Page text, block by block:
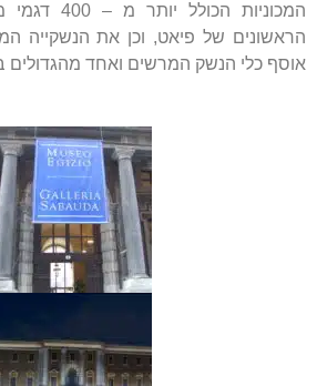
המכוניות
הראשונים של פיאט, וכן את הנשקייה
אוסף כלי הנשק המרשים ואחד מהגדולים